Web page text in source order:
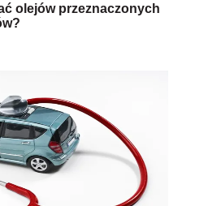
olejów przeznaczonych